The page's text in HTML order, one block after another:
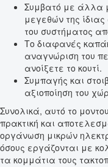
Συμβατό με άλλα
μεγεθών της
του συστήματος
Το διαφανές
αναγνώριση του
ανοίξετε το κουτί.
Συμπαγής και
αξιοποίηση του
Συνολικά, αυτό το
πρακτική και
οργάνωση μικρών
όσους εργάζονται με
τα κομμάτια τους